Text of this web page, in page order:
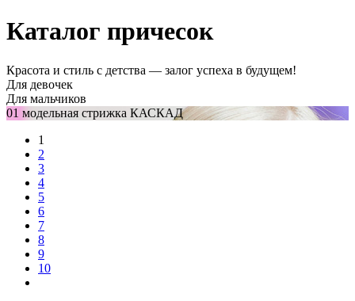
Каталог причесок
Красота и стиль с детства — залог успеха в будущем!
Для девочек
Для мальчиков
01 модельная стрижка КАСКАД
1
2
3
4
5
6
7
8
9
10